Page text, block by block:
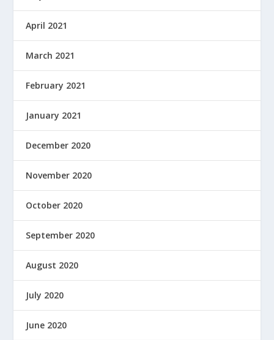
April 2021
March 2021
February 2021
January 2021
December 2020
November 2020
October 2020
September 2020
August 2020
July 2020
June 2020